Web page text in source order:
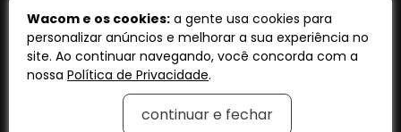
variar de acordo com o fornecedor/lote do fabricante. Ofertas
válidas até o término de nossos estoques. Vendas sujeitas à
análise e confirmação de dados.
Wacom e os cookies: a gente usa cookies para
personalizar anúncios e melhorar a sua experiência no
site. Ao continuar navegando, você concorda com a
nossa Política de Privacidade.
continuar e fechar